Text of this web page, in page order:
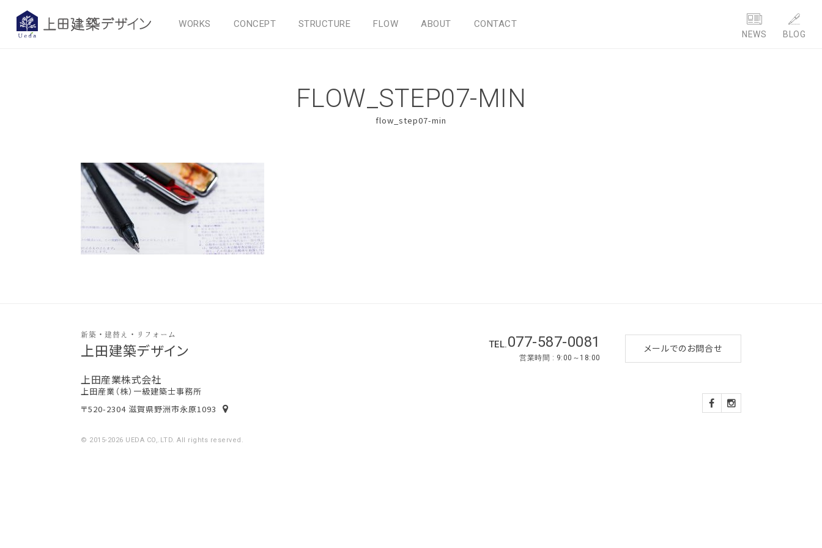
WORKS CONCEPT STRUCTURE FLOW ABOUT CONTACT
NEWS BLOG
FLOW_STEP07-MIN
flow_step07-min
新築・建替え・リフォーム
上田建築デザイン
上田産業株式会社
上田産業（株）一級建築士事務所
〒520-2304 滋賀県野洲市永原1093
TEL.077-587-0081
営業時間 : 9:00～18:00
メールでのお問合せ
© 2015-2026 UEDA CO,.LTD. All rights reserved.